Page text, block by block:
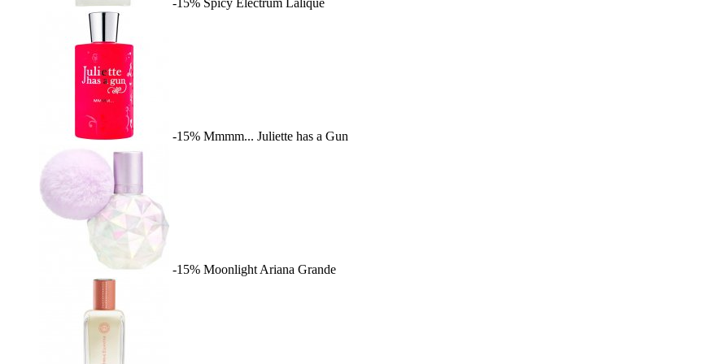
-15% Spicy Electrum Lalique
-15% Mmmm... Juliette has a Gun
-15% Moonlight Ariana Grande